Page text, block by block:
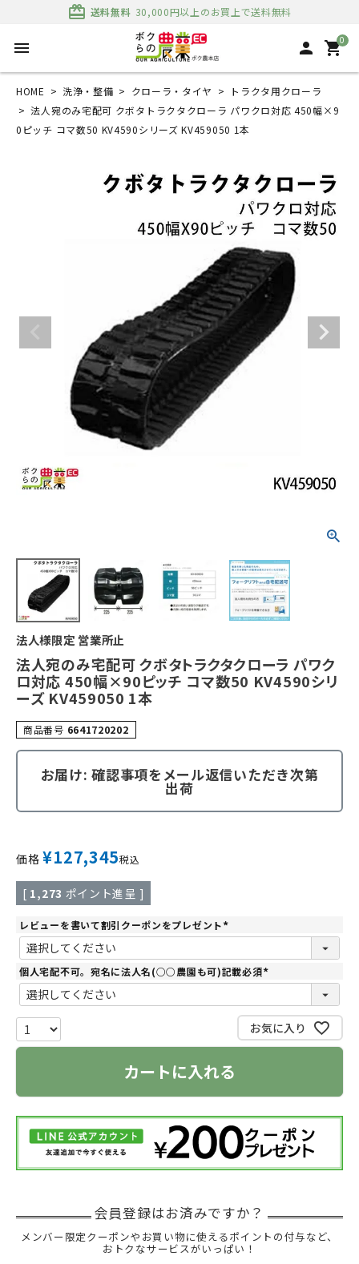
card_giftcard 送料無料 30,000円以上のお買上で送料無料
menu person 0
shopping_cart
HOME 洗浄・整備 クローラ・タイヤ
トラクタ用クローラ
法人宛のみ宅配可 クボタトラクタクローラ パワクロ対応 450幅×9
0ピッチ コマ数50 KV4590シリーズ KV459050 1本
法人様限定 営業所止
法人宛のみ宅配可 クボタトラクタクローラ パワク
ロ対応 450幅×90ピッチ コマ数50 KV4590シリ
ーズ KV459050 1本
商品番号 6641720202
お届け: 確認事項をメール返信いただき次第
出荷
価格 ¥127,345税込
[ 1,273 ポイント進呈 ]
レビューを書いて割引クーポンをプレゼント
(
)
個人宅配不可。宛名に法人名(○○農園も可)記載必須
(
)
お気に入り
カートに入れる
メンバー限定クーポンやお買い物に使えるポイントの付与など、
おトクなサービスがいっぱい！